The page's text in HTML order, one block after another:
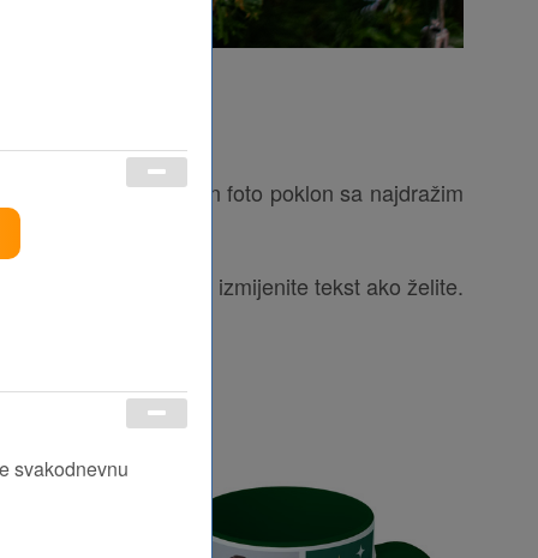
Poklonite savršen foto poklon sa najdražim
fotografijama i izmijenite tekst ako želite.
svakodnevnu